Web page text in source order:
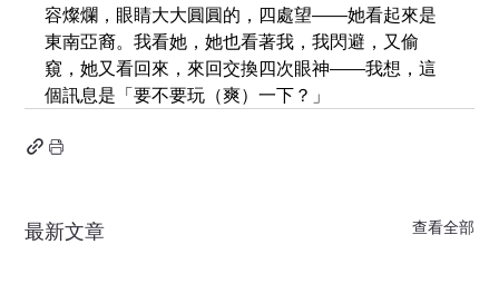
容燦爛，眼睛大大圓圓的，四處望——她看起來是
東南亞裔。我看她，她也看著我，我閃避，又偷
窺，她又看回來，來回交換四次眼神——我想，這
個訊息是「要不要玩（爽）一下？」
最新文章 查看全部